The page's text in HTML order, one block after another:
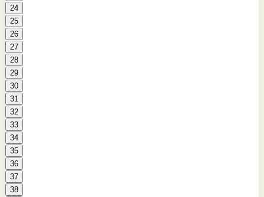
24
25
26
27
28
29
30
31
32
33
34
35
36
37
38